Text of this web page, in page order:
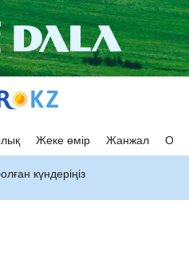
Жеке өмір Жанжал
күндеріңіз